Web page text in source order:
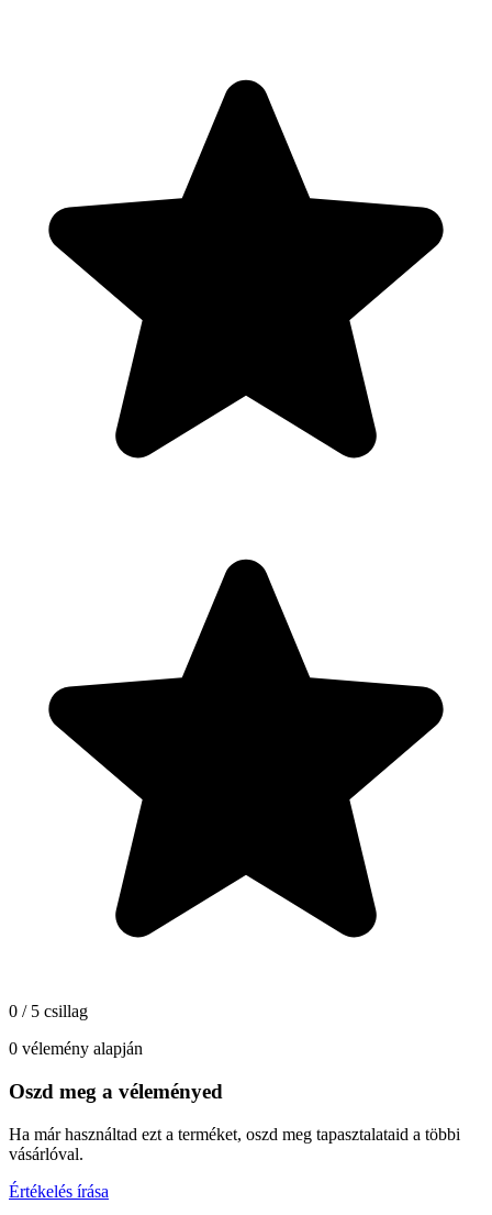
0 / 5 csillag
0 vélemény alapján
Oszd meg a véleményed
Ha már használtad ezt a terméket, oszd meg tapasztalataid a többi
vásárlóval.
Értékelés írása